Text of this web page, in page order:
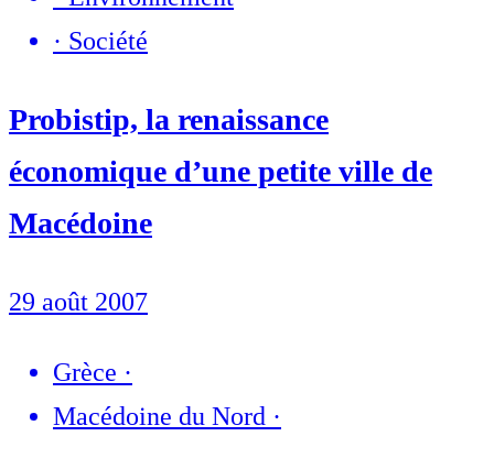
· Société
Probistip, la renaissance
économique d’une petite ville de
Macédoine
29 août 2007
Grèce ·
Macédoine du Nord ·